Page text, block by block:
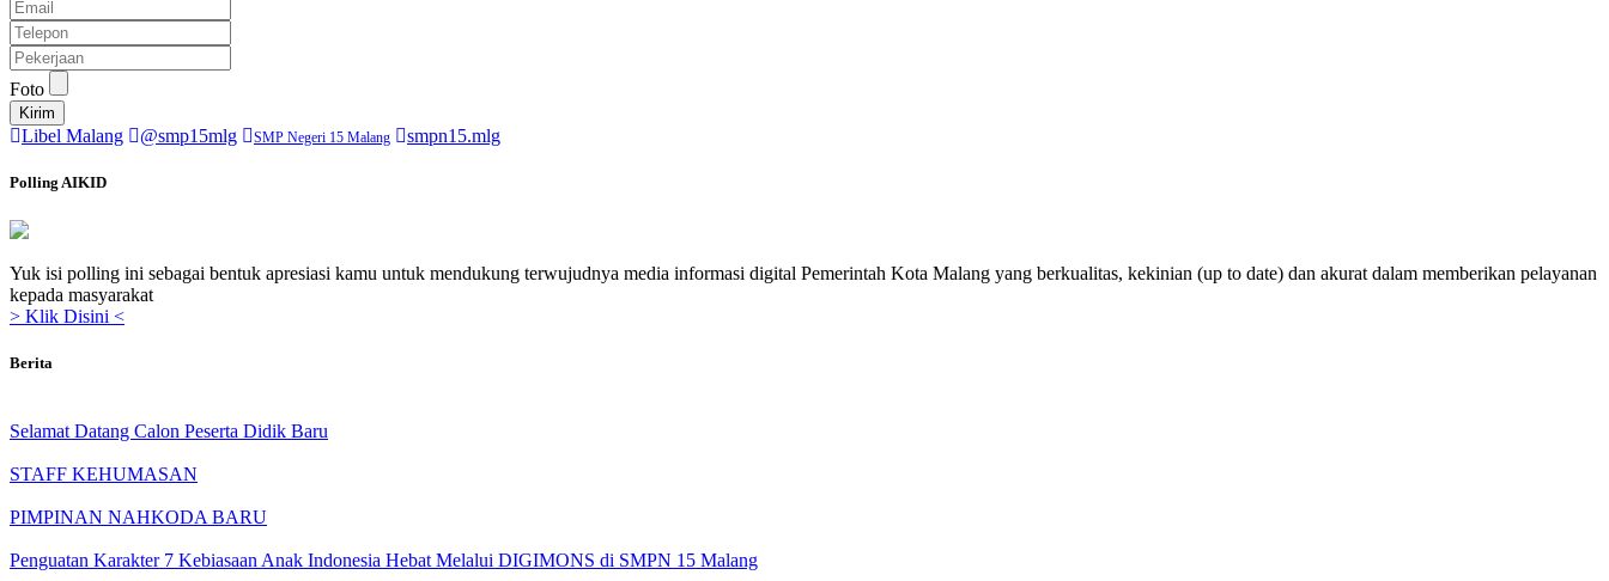
Foto
Kirim
Libel Malang @smp15mlg SMP Negeri 15 Malang smpn15.mlg
Polling AIKID
Yuk isi polling ini sebagai bentuk apresiasi kamu untuk mendukung terwujudnya media informasi digital Pemerintah Kota Malang yang berkualitas, kekinian (up to date) dan akurat dalam memberikan pelayanan
kepada masyarakat
> Klik Disini <
Berita
Selamat Datang Calon Peserta Didik Baru
STAFF KEHUMASAN
PIMPINAN NAHKODA BARU
Penguatan Karakter 7 Kebiasaan Anak Indonesia Hebat Melalui DIGIMONS di SMPN 15 Malang